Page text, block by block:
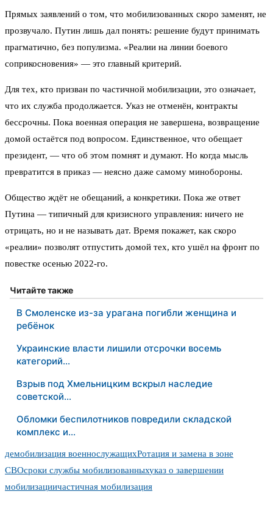
Прямых заявлений о том, что мобилизованных скоро заменят, не
прозвучало. Путин лишь дал понять: решение будут принимать
прагматично, без популизма. «Реалии на линии боевого
соприкосновения» — это главный критерий.
Для тех, кто призван по частичной мобилизации, это означает,
что их служба продолжается. Указ не отменён, контракты
бессрочны. Пока военная операция не завершена, возвращение
домой остаётся под вопросом. Единственное, что обещает
президент, — что об этом помнят и думают. Но когда мысль
превратится в приказ — неясно даже самому минобороны.
Общество ждёт не обещаний, а конкретики. Пока же ответ
Путина — типичный для кризисного управления: ничего не
отрицать, но и не называть дат. Время покажет, как скоро
«реалии» позволят отпустить домой тех, кто ушёл на фронт по
повестке осенью 2022-го.
Читайте также
В Смоленске из-за урагана погибли женщина и
ребёнок
Украинские власти лишили отсрочки восемь
категорий…
Взрыв под Хмельницким вскрыл наследие
советской…
Обломки беспилотников повредили складской
комплекс и…
демобилизация военнослужащихРотация и замена в зоне
СВОсроки службы мобилизованныхуказ о завершении
мобилизациичастичная мобилизация